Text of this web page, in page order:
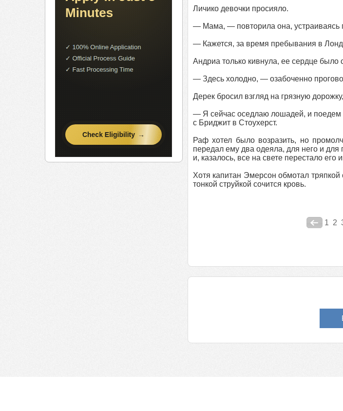
Личико девочки просияло.
— Мама, — повторила она, устраиваясь
— Кажется, за время пребывания в
Андриа только кивнула, ее сердце
— Здесь холодно, — озабоченно
Дерек бросил взгляд на грязную
— Я сейчас оседлаю лошадей, и поедем
с Бриджит в Стоухерст.
Раф хотел было возразить, но
передал ему два одеяла, для него и
и, казалось, все на свете перестало его
Хотя капитан Эмерсон обмотал тряпкой
тонкой струйкой сочится кровь.
1 2